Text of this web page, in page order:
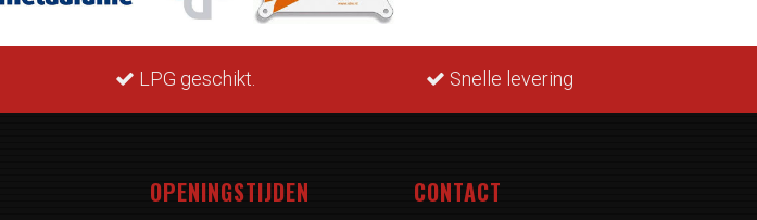
LPG geschikt. Snelle levering
OPENINGSTIJDEN CONTACT